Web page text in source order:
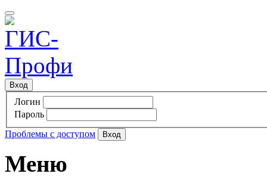
Вход
Логин
Пароль
Проблемы с доступом
Меню